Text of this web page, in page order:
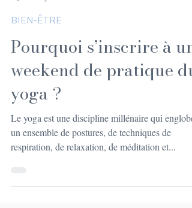
30 janv. 2024
BIEN-ÊTRE
Pourquoi s’inscrire à un
weekend de pratique du
yoga ?
Le yoga est une discipline millénaire qui englobe
un ensemble de postures, de techniques de